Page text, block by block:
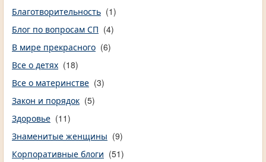
Благотворительность (1)
Блог по вопросам СП (4)
В мире прекрасного (6)
Все о детях (18)
Все о материнстве (3)
Закон и порядок (5)
Здоровье (11)
Знаменитые женщины (9)
Корпоративные блоги (51)